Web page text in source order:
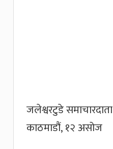
जलेश्वरटुडे समाचारदाता
काठमाडौं, १२ असोज